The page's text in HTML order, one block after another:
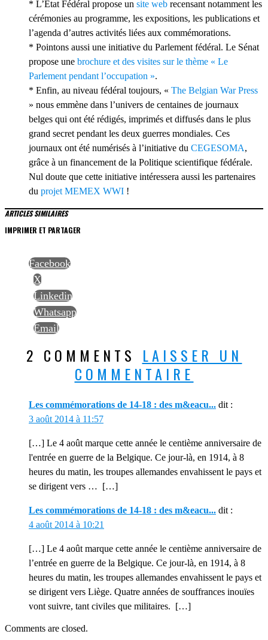
* L’Etat Fédéral propose un site web recensant notamment les
cérémonies au programme, les expositions, les publications et
l’agenda d’autres activités liées aux commémorations.
* Pointons aussi une initiative du Parlement fédéral. Le Sénat
propose une brochure et des visites sur le thème « Le
Parlement pendant l’occupation ».
* Enfin, au niveau fédéral toujours, « The Belgian War Press
» nous emmène dans l’univers de centaines de journaux
belges qui ont été rédigés, imprimés et diffusés dans le plus
grand secret pendant les deux guerres mondiales. Ces
journaux ont été numérisés à l’initiative du CEGESOMA,
grâce à un financement de la Politique scientifique fédérale.
Nul doute que cette initiative intéressera aussi les partenaires
du projet MEMEX WWI !
ARTICLES SIMILAIRES
IMPRIMER ET PARTAGER
Facebook
X
Linkedin
Whatsapp
Email
2 COMMENTS LAISSER UN
COMMENTAIRE
Les commémorations de 14-18 : des m&eacu... dit :
3 août 2014 à 11:57
[…] Le 4 août marque cette année le centième anniversaire de
l'entrée en guerre de la Belgique. Ce jour-là, en 1914, à 8
heures du matin, les troupes allemandes envahissent le pays et
se dirigent vers … […]
Les commémorations de 14-18 : des m&eacu... dit :
4 août 2014 à 10:21
[…] Le 4 août marque cette année le centième anniversaire de
l’entrée en guerre de la Belgique. Ce jour-là, en 1914, à 8
heures du matin, les troupes allemandes envahissent le pays et
se dirigent vers Liège. Quatre années de souffrances inouïes
vont suivre, tant civiles que militaires. […]
Comments are closed.